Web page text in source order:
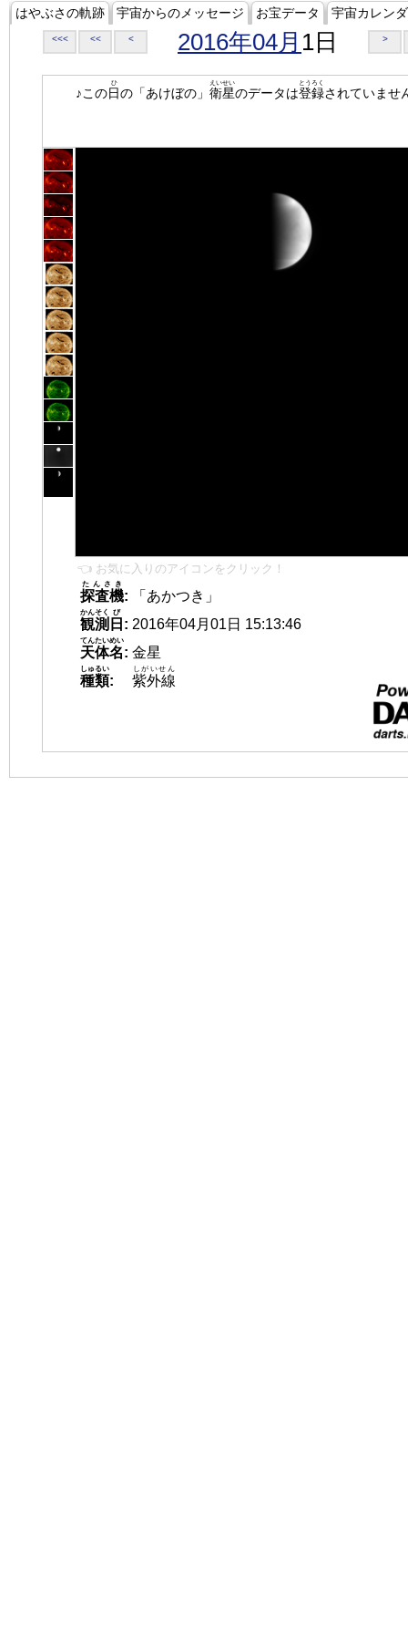
はやぶさの軌跡 宇宙からのメッセージ お宝データ 宇宙カレン
<<< << < 2016年04月 1日 >
♪この日
ひ
の「あけぼの」 衛星
えいせい
のデータは登録
とうろく
されていませ
👈 お気に入りのアイコンをクリック！
探査機
たんさき
:
「あかつき」
観測
かんそく
日
び
: 2016年04月01日 15:13:46
天体名
てんたいめい
: 金星
種類
しゅるい
: 紫外線
しがいせん